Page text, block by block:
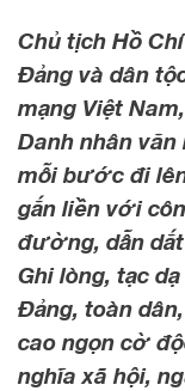
Chủ tịch Hồ
Đảng và dân
mạng Việt
Danh nhân
mỗi bước đi
gắn liền với
đường, dẫn
Ghi lòng, tạc
Đảng, toàn
cao ngọn cờ
nghĩa xã hội,